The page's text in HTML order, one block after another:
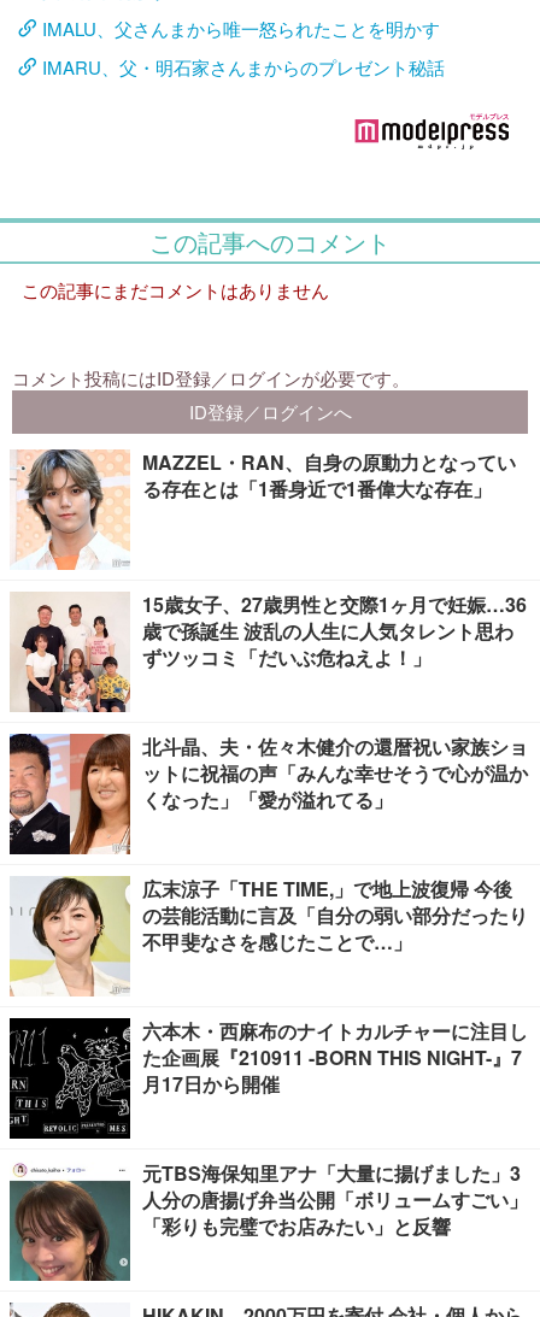
IMALU、父さんまから唯一怒られたことを明かす
IMARU、父・明石家さんまからのプレゼント秘話
MAZZEL・RAN、自身の原動力となってい
る存在とは「1番身近で1番偉大な存在」
15歳女子、27歳男性と交際1ヶ月で妊娠…36
歳で孫誕生 波乱の人生に人気タレント思わ
ずツッコミ「だいぶ危ねえよ！」
北斗晶、夫・佐々木健介の還暦祝い家族ショ
ットに祝福の声「みんな幸せそうで心が温か
くなった」「愛が溢れてる」
広末涼子「THE TIME,」で地上波復帰 今後
の芸能活動に言及「自分の弱い部分だったり
不甲斐なさを感じたことで…」
六本木・西麻布のナイトカルチャーに注目し
た企画展『210911 -BORN THIS NIGHT-』7
月17日から開催
元TBS海保知里アナ「大量に揚げました」3
人分の唐揚げ弁当公開「ボリュームすごい」
「彩りも完璧でお店みたい」と反響